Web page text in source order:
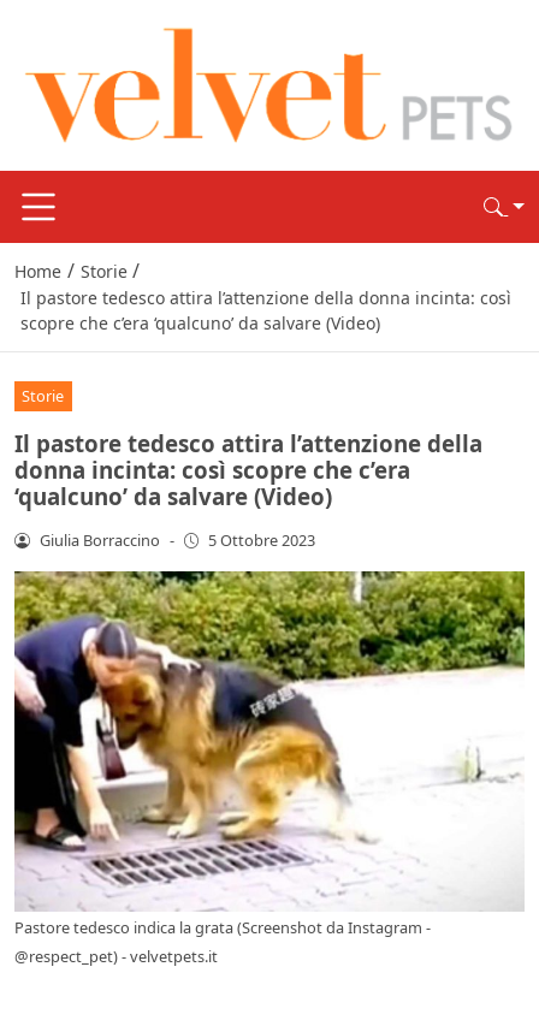
Home / Storie /
Il pastore tedesco attira l’attenzione della donna incinta: così
scopre che c’era ‘qualcuno’ da salvare (Video)
Storie
Il pastore tedesco attira l’attenzione della
donna incinta: così scopre che c’era
‘qualcuno’ da salvare (Video)
Giulia Borraccino - 5 Ottobre 2023
Pastore tedesco indica la grata (Screenshot da Instagram -
@respect_pet) - velvetpets.it